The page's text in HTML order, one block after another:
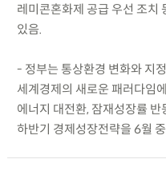
레미콘혼화제 공급 우선 조치
있음.
- 정부는 통상환경 변화와 지
세계경제의 새로운 패러다임
에너지 대전환, 잠재성장률
하반기 경제성장전략을 6월